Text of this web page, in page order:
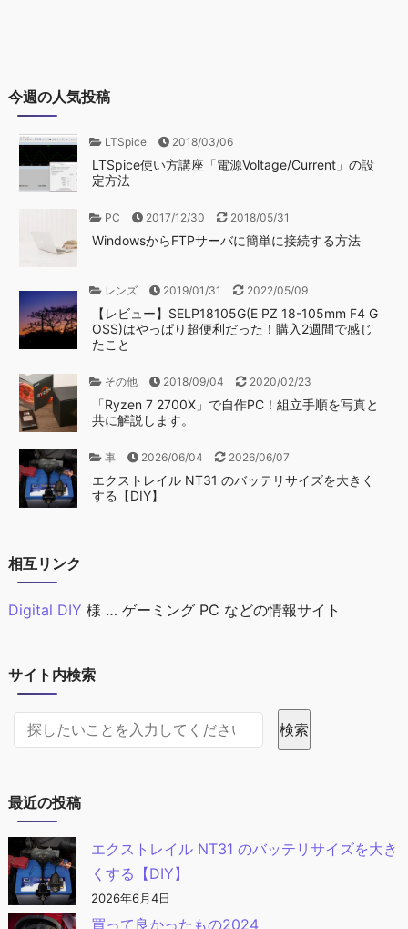
今週の人気投稿
LTSpice 2018/03/06
LTSpice使い方講座「電源Voltage/Current」の設
定方法
PC 2017/12/30 2018/05/31
WindowsからFTPサーバに簡単に接続する方法
レンズ 2019/01/31 2022/05/09
【レビュー】SELP18105G(E PZ 18-105mm F4 G
OSS)はやっぱり超便利だった！購入2週間で感じ
たこと
その他 2018/09/04 2020/02/23
「Ryzen 7 2700X」で自作PC！組立手順を写真と
共に解説します。
車 2026/06/04 2026/06/07
エクストレイル NT31 のバッテリサイズを大きく
する【DIY】
相互リンク
Digital DIY 様 … ゲーミング PC などの情報サイト
サイト内検索
サイト内検索 検索
最近の投稿
エクストレイル NT31 のバッテリサイズを大き
くする【DIY】
2026年6月4日
買って良かったもの2024